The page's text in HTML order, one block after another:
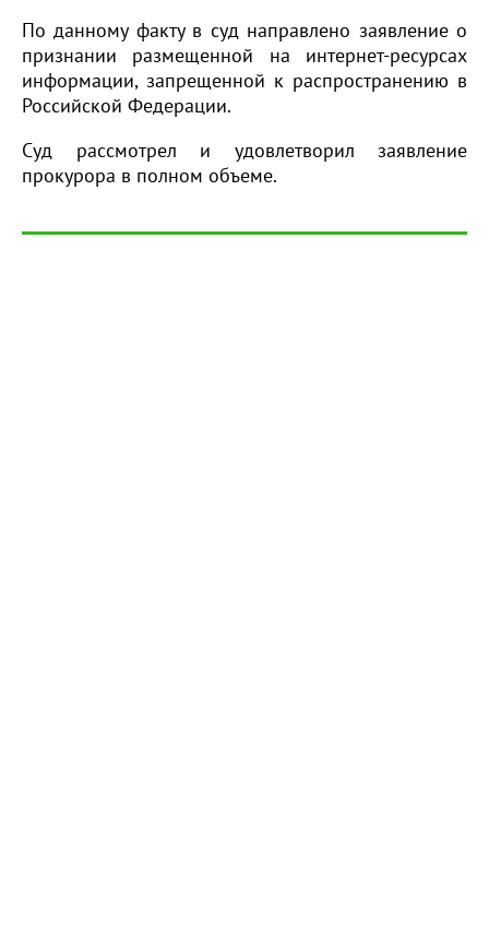
По данному факту в суд направлено заявление о
признании размещенной на интернет-ресурсах
информации, запрещенной к распространению в
Российской Федерации.
Суд рассмотрел и удовлетворил заявление
прокурора в полном объеме.